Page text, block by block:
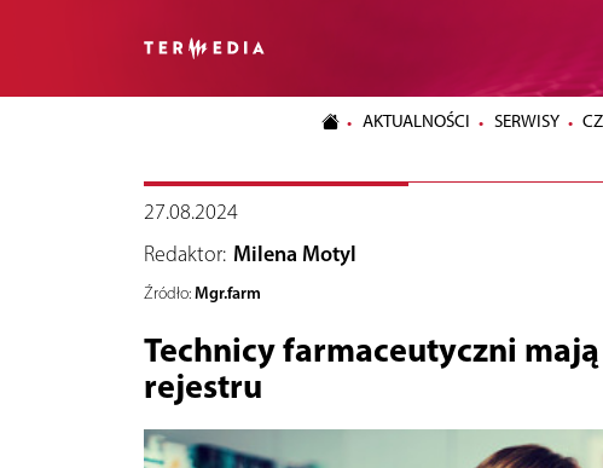
AKTUALNOŚCI SERWISY
27.08.2024
Redaktor: Milena Motyl
Źródło: Mgr.farm
Technicy farmaceutyczni
rejestru